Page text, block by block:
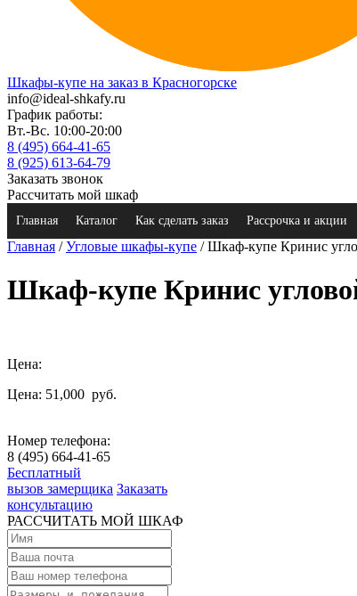
Шкафы-купе на заказ в Красногорске
info@ideal-shkafy.ru
График работы:
Вт.-Вс. 10:00-20:00
8 (495) 664-41-65
8 (925) 613-64-79
Заказать звонок
Рассчитать мой шкаф
Главная Каталог Как сделать заказ Рассрочка и акции
Главная /Угловые шкафы-купе / Шкаф-купе Кринис
Шкаф-купе Кринис
Цена:
Цена: 51,000 руб.
Номер телефона:
8 (495) 664-41-65
Бесплатный
вызов замерщика Заказать
консультацию
РАССЧИТАТЬ МОЙ ШКАФ